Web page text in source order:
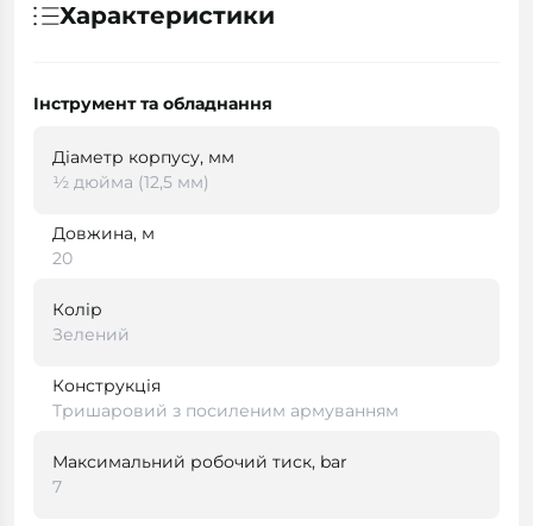
Характеристики
Інструмент та обладнання
Діаметр корпусу, мм
½ дюйма (12,5 мм)
Довжина, м
20
Колір
Зелений
Конструкція
Тришаровий з посиленим армуванням
Максимальний робочий тиск, bar
7